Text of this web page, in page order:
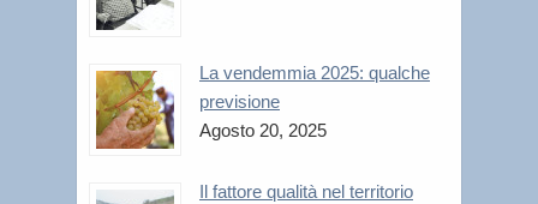
La vendemmia 2025: qualche
previsione
Agosto 20, 2025
Il fattore qualità nel territorio